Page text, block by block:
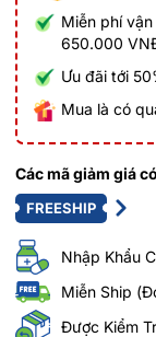
Miễn phí
650.000
Ưu đãi tới
Mua là có
Các mã giảm giá
FREESHIP
Nhập Khẩu
Miễn Ship
Được Kiểm